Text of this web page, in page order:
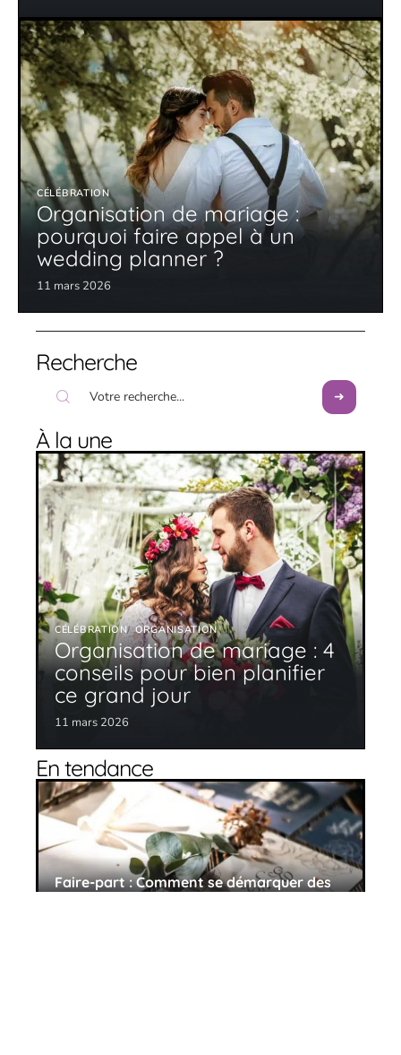
CÉLÉBRATION
Organisation de mariage :
pourquoi faire appel à un
wedding planner ?
11 mars 2026
Recherche
À la une
CÉLÉBRATION ORGANISATION
Organisation de mariage : 4
conseils pour bien planifier
ce grand jour
11 mars 2026
En tendance
Faire-part : Comment se démarquer des
autres mariages ?